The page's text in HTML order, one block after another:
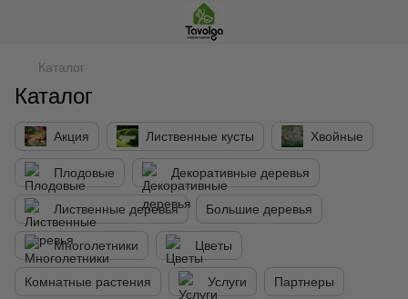
Каталог
Каталог
Акция Лиственные кусты Хвойные
Плодовые Декоративные деревья
Лиственные деревья Большие деревья
Многолетники Цветы
Комнатные растения Услуги Партнеры